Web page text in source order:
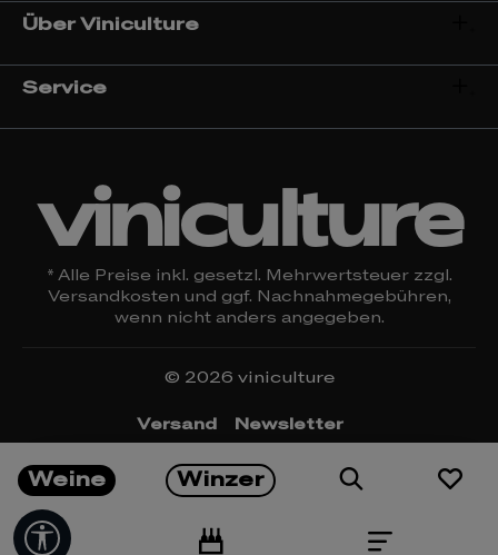
Weine Winzer
Über Viniculture
Service
viniculture
* Alle Preise inkl. gesetzl. Mehrwertsteuer zzgl.
Versandkosten und ggf. Nachnahmegebühren,
wenn nicht anders angegeben.
© 2026 viniculture
Versand
Newsletter
Öffnungszeiten & Kontakt
Impressum
Datenschutz
Widerrufsrecht
Cookie Einstellungen
Werkzeugleiste anzeigen